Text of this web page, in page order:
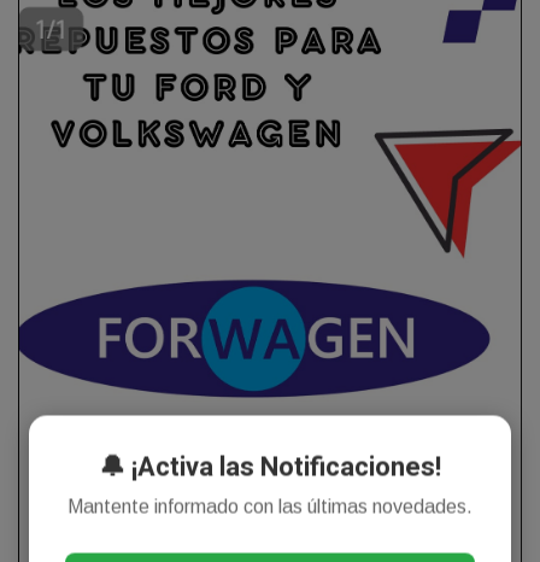
🔔 ¡Activa las Notificaciones!
Mantente informado con las últimas novedades.